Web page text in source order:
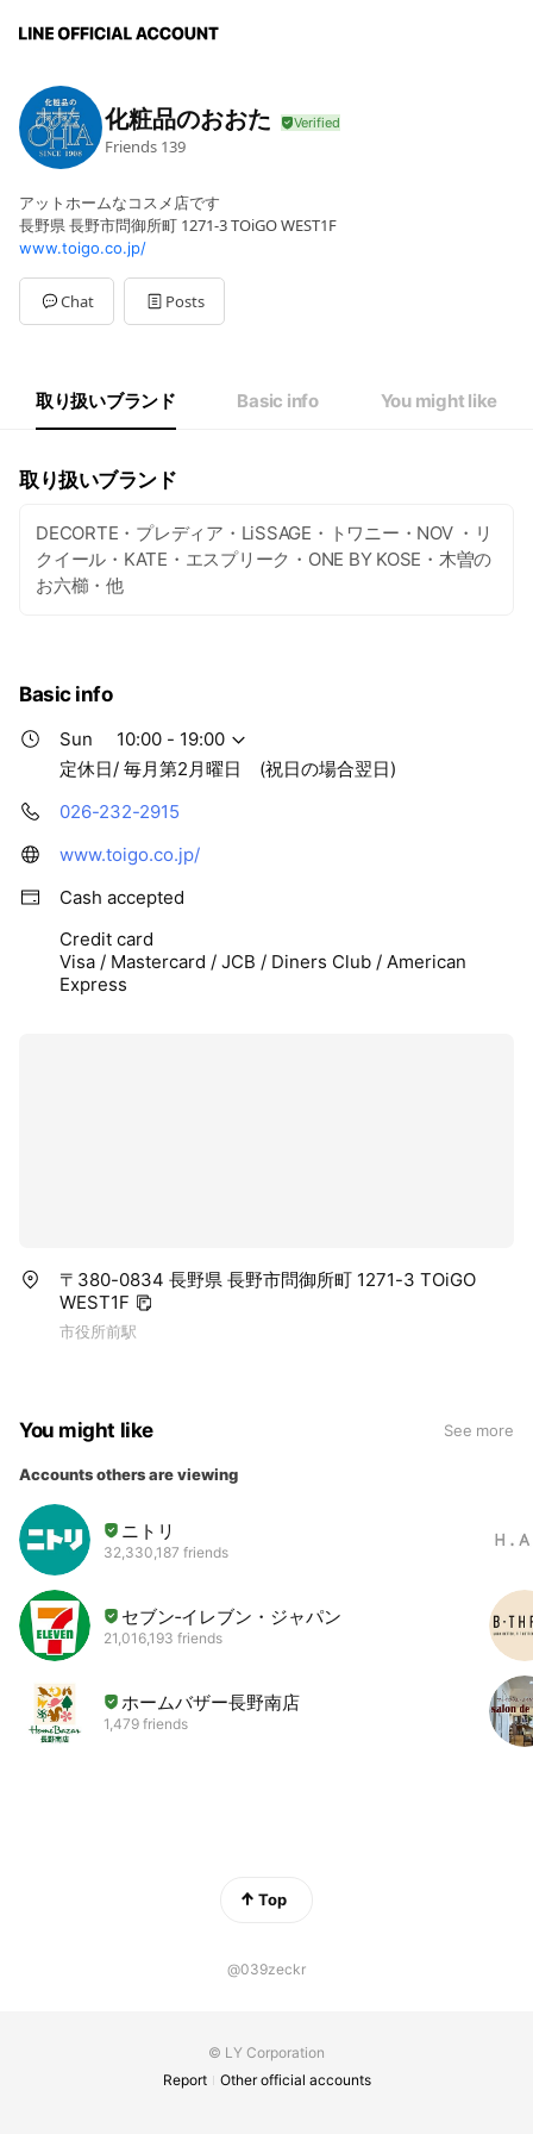
化粧品のおおた
Friends 139
アットホームなコスメ店です
長野県 長野市問御所町 1271-3 TOiGO WEST1F
www.toigo.co.jp/
Chat Posts
取り扱いブランド Basic info You might like
取り扱いブランド
DECORTE・プレディア・LiSSAGE・トワニー・NOV ・リ
クイール・KATE・エスプリーク・ONE BY KOSE・木曽の
お六櫛・他
Basic info
Sun
10:00 - 19:00
定休日/ 毎月第2月曜日 (祝日の場合翌日)
026-232-2915
www.toigo.co.jp/
Cash accepted
Credit card
Visa / Mastercard / JCB / Diners Club / American
Express
〒380-0834 長野県 長野市問御所町 1271-3 TOiGO
WEST1F
市役所前駅
You might like See more
Accounts others are viewing
ニトリ
32,330,187 friends
セブン‐イレブン・ジャパン
21,016,193 friends
ホームバザー長野南店
1,479 friends
Top
@039zeckr
© LY Corporation
Report
Other official accounts